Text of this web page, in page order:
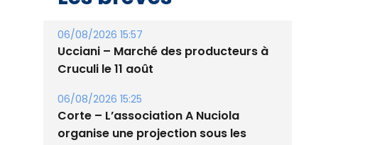
Les brèves
06/08/2026 15:57
Cruculi le 11 août
06/08/2026 15:25